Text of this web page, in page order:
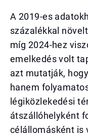
A 2019-es
százalékkal
míg 2024-hez
emelkedés volt
azt mutatják,
hanem
légiközlekedési
átszállóhelyként
célállomásként is